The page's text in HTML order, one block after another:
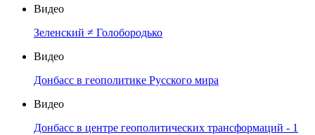
Видео
Зеленский ≠ Голобородько
Видео
Донбасс в геополитике Русского мира
Видео
Донбасс в центре геополитических трансформаций - 1